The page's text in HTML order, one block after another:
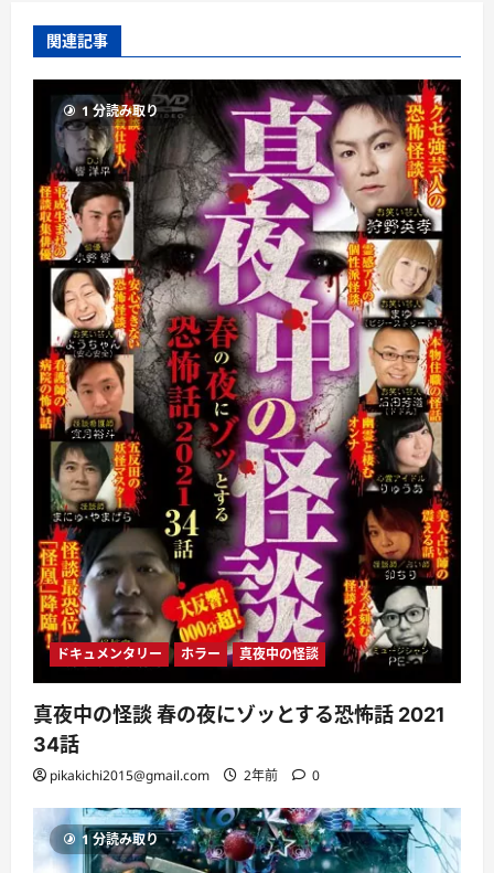
関連記事
1 分読み取り
ドキュメンタリー ホラー 真夜中の怪談
真夜中の怪談 春の夜にゾッとする恐怖話 2021
34話
pikakichi2015@gmail.com 2年前 0
1 分読み取り